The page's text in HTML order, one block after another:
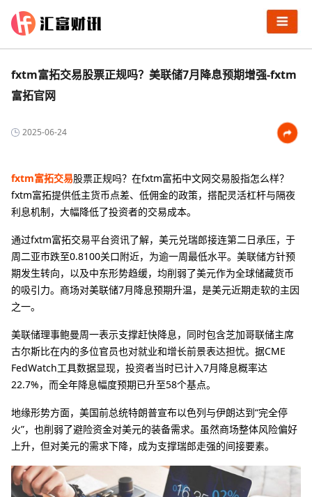
fxtm富拓交易股票正规吗？美联储7月降息预期增强-fxtm
富拓官网
2025-06-24
fxtm富拓交易股票正规吗？在fxtm富拓中文网交易股指怎么样？
fxtm富拓提供低主货币点差、低佣金的政策，搭配灵活杠杆与隔夜
利息机制，大幅降低了投资者的交易成本。
通过fxtm富拓交易平台资讯了解，美元兑瑞郎接连第二日承压，于
周二亚市跌至0.8100关口附近，为逾一周最低水平。美联储方针预
期发生转向，以及中东形势趋缓，均削弱了美元作为全球储藏货币
的吸引力。商场对美联储7月降息预期升温，是美元近期走软的主因
之一。
美联储理事鲍曼周一表示支撑赶快降息，同时包含芝加哥联储主席
古尔斯比在内的多位官员也对就业和增长前景表达担忧。据CME
FedWatch工具数据显现，投资者当时已计入7月降息概率达
22.7%，而全年降息幅度预期已升至58个基点。
地缘形势方面，美国前总统特朗普宣布以色列与伊朗达到“完全停
火”，也削弱了避险资金对美元的装备需求。虽然商场整体风险偏好
上升，但对美元的需求下降，成为支撑瑞郎走强的间接要素。